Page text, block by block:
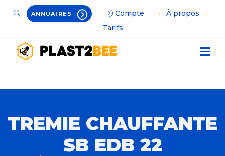
ANNUAIRES Compte • À propos
•
Tarifs
TREMIE CHAUFFANTE
SB EDB 22